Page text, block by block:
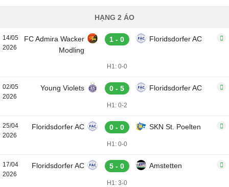
HẠNG 2 ÁO
14/05
2026
FC Admira Wacker
Modling
1 - 0 Floridsdorfer AC
H1: 0-0
02/05
2026
Young Violets 0 - 5 Floridsdorfer AC
H1: 0-2
25/04
2026
Floridsdorfer AC 0 - 0 SKN St. Poelten
H1: 0-0
17/04
2026
Floridsdorfer AC 5 - 0 Amstetten
H1: 3-0